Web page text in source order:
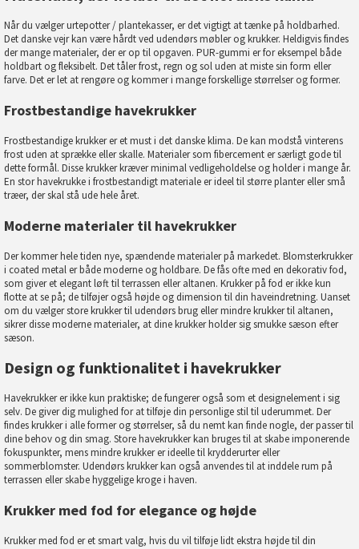
Når du vælgerurtepotter / plantekasser, er det vigtigt at tænke på holdbarhed.
Det danske vejr kan være hårdt ved udendørs møbler og krukker. Heldigvis findes
der mange materialer, der er op til opgaven. PUR-gummi er for eksempel både
holdbart og fleksibelt. Det tåler frost, regn og sol uden at miste sin form eller
farve. Det er let at rengøre og kommer i mange forskellige størrelser og former.
Frostbestandige havekrukker
Frostbestandige krukker er et must i det danske klima. De kan modstå vinterens
frost uden at sprække eller skalle. Materialer som fibercement er særligt gode til
dette formål. Disse krukker kræver minimal vedligeholdelse og holder i mange år.
En stor havekrukke i frostbestandigt materiale er ideel til større planter eller små
træer, der skal stå ude hele året.
Moderne materialer til havekrukker
Der kommer hele tiden nye, spændende materialer på markedet. Blomsterkrukker
i coated metal er både moderne og holdbare. De fås ofte med en dekorativ fod,
som giver et elegant løft til terrassen eller altanen. Krukker på fod er ikke kun
flotte at se på; de tilføjer også højde og dimension til din haveindretning. Uanset
om du vælger store krukker til udendørs brug eller mindre krukker til altanen,
sikrer disse moderne materialer, at dine krukker holder sig smukke sæson efter
sæson.
Design og funktionalitet i havekrukker
Havekrukker er ikke kun praktiske; de fungerer også som et designelement i sig
selv. De giver dig mulighed for at tilføje din personlige stil til uderummet. Der
findes krukker i alle former og størrelser, så du nemt kan finde nogle, der passer til
dine behov og din smag. Store havekrukker kan bruges til at skabe imponerende
fokuspunkter, mens mindre krukker er ideelle til krydderurter eller
sommerblomster. Udendørs krukker kan også anvendes til at inddele rum på
terrassen eller skabe hyggelige kroge i haven.
Krukker med fod for elegance og højde
Krukker med fod er et smart valg, hvis du vil tilføje lidt ekstra højde til din